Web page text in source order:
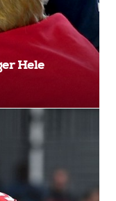
Hele